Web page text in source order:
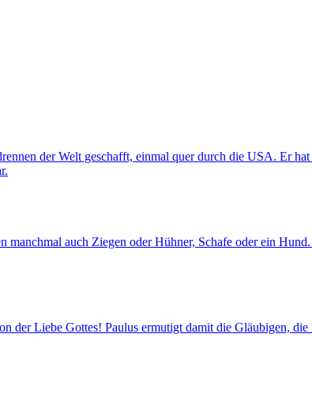
der Welt geschafft, einmal quer durch die USA. Er
auch Ziegen oder Hühner, Schafe oder ein
der Liebe Gottes! Paulus ermutigt damit die Gläubigen,